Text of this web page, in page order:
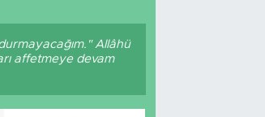
Allâhü
affetmeye devam